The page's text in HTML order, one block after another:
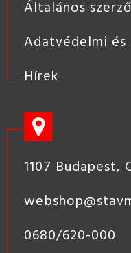
Általános
Adatvédelmi
Hírek
1107 Budapest,
0680/620-000